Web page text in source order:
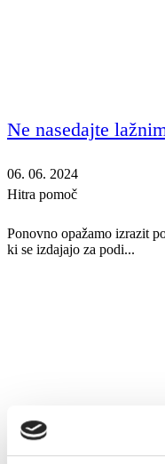
Ne nasedajte
06. 06. 2024
Hitra pomoč
Ponovno opažamo izrazit
ki se izdajajo za podi...